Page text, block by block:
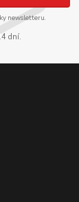
newsletteru.
dní.